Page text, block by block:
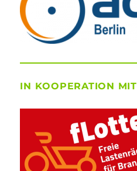
IN KOOPERATION MIT